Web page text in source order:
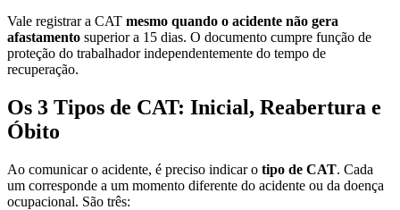
Vale registrar a CAT mesmo quando o acidente não gera
afastamento superior a 15 dias. O documento cumpre função de
proteção do trabalhador independentemente do tempo de
recuperação.
Os 3 Tipos de CAT: Inicial, Reabertura e
Óbito
Ao comunicar o acidente, é preciso indicar o tipo de CAT. Cada
um corresponde a um momento diferente do acidente ou da doença
ocupacional. São três: